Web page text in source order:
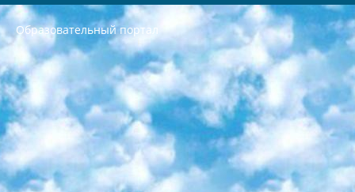
Образовательный портал
РЕСПУБЛИКА УЗБЕКИСТАН МИНИСТРЕРСТВО ДОШКОЛЬНОГО И ШКОЛЬНОГО ОБРАЗОВАНИЯ КОМАНДА в общеобразовательных учреждениях в 2023-2024 учебном году организация и проведение итоговой государственной аттестации обучающихся о Министра дошкольного и школьного образования Республики Узбекистан от 4 марта 2008 года (постановлением Минюста от 20 марта 2008 года № 1778 государственной регистрации) «Итоговое состояние учащихся общего среднего образования на основании положения об утверждении положения об аттестации общего среднего образования выпускной экзамен студентов в образовательных учреждениях в 2023-2024 учебном году В целях организации и прохождения аттестации приказываю: 1. Следующее: перечень предметов, по которым будет проводиться итоговая государственная аттестация и экзамен формы перевода согласно приложению 1; сертификаты международного образца, оценивающие уровень владения иностранными языками перечень согласно приложению 2; 2. Педагогический при специализированных образовательных учреждениях. научно-практический центр квалификации и международной оценки (Д.Давидова) 2024 г. До 25 марта: задания по предметам, по которым будет проводиться итоговая аттестация разработка и утверждение технических условий; итоговая аттестация на основании разработанного предметного задания разработка вопросов по предметам (устно и письменно), экзамен передача; общеобразовательные средние школы и специальные учебные заведения учащиеся выпускных классов школ и интернатов в агентской системе подготовка базы данных экзаменационных материалов и критериев оценки; перевод базы экзаменационных материалов на все языки обучения подать в Республиканский образовательный центр для изготовления; варианты экзаменов на основе разработанных контрольных материалов пусть будут поставлены задачи формирования. 3. Республиканский образовательный центр (Ш.Худайкулов) до 5 апреля 2024 года. до: база данных предоставленных экзаменационных материалов на все языки обучения перевод и экспертиза; для слепых, слабовидящих, глухих, слабослышащих и умственно отсталых детей учащиеся выпускных классов специализированных школ и школ-интернатов база данных экзаменационных материалов на всех преподаваемых языках подготовка критериев оценки; специализированные школы для умственно отсталых детей и технологии для учащихся выпускных классов школ-интернатов разработка соответствующих рекомендаций и критериев проведения ЕГЭ по естествознанию давать задания. 4. Педагогический при специализированных образовательных учреждениях. Научно-практический центр навыков и международной оценки (Д.Давидова), Республика образовательный центр (Худайкулов Ш.) итоговый государственный аттестационный экзамен ориентирован на творческое и логическое мышление при подготовке базы материалов учитывать введение заданий. 5. Следует отметить, что: сертификат государственного образца о знании общеобразовательного предмета и как минимум национальный уровень B1 по предметам на иностранных языках, указанным в Приложении 2. или международно признанный сертификат эквивалентного уровня студенты, изучающие определенный предмет, освобождаются от экзамена; по соответствующим предметам запланирована итоговая государственная аттестация за день до дня, путем жеребьевки Рабочей группой (в письменной форме по предметам, проводимым в форме) из числа сформированных вариантов выбрано 2 варианта; 2 выбранных варианта экзамена анонсированы на официальном сайте министерства и все выпускники по всей стране на основе этих вариантов проводит итоговую государственную аттестацию. 6. Государственное образование учащихся средних общеобразовательных учреждений. знания в соответствии с квалификационными требованиями, которые необходимо приобрести на основании стандартов итоговый (выпускной) контроль для 9 и 11 классов в целях тестирования Экзамены (далее – экзамены) состоят из предметов, перечисленных в приложении 1. будет сделано. 7. Экзамены пройдут с 26 мая по 15 июня 2024 г. (кроме науки физического воспитания). 8. Физическая для учащихся 9 классов общесредних образовательных учреждений. Экзамены по предмету «Образование, квалификация медицина» 1-6 мая 2024 года. сотрудники перевести под присмотр (с отклонениями в физическом или умственном развитии) специализированная школа для детей, школы-интернаты и со сколиозом школы-интернаты санаторного типа для больных детей исключены). 9. Он был слепым, слабовидящим и имел нарушения опорно-двигательного аппарата. экзамены в специализированных школах и интернатах для детей должны проводиться исходя из требований, предъявляемых к общеобразовательным учреждениям (физкультура кроме науки). 10. Специализированная школа для глухих и слабослышащих детей. и экзамены в интернатах и быть реализован в виде письменного теста по математике. 11. Специальность для умственно отсталых детей. Для 9 класса Родной язык и литературное письмо Государственный язык (язык обучения – узбекский). для неклассов) написано Математическое письмо Письменная/устная история Узбекистана Физическое воспитание практично Итоговый контроль Для 11 класса Написание родного языка и литературы (эссе) Математическое письмо Узбекский язык (обучение на узбекском языке) не посещающее общее среднее образование для учреждений)/Образовательное учреждение выбор письменный и устный Иностранный язык письменный/устный Письменная/устная история Узбекистана *По выбору студента:  Химия  Физика  Основы государственного права  География 10 бесплатных образовательных ресурсов - Мы составили подборку онлайн-проектов с интерактивными упражнениями, видеолекциями и статьями. Они помогут вам обрести новые и освежить старые знания бесплатно. 1. «ИНТУИТ» Старейшая образовательная площадка Рунета. Здесь вы найдёте сотни текстовых и видеокурсов на десятки различных тем — от программирования до психологии. Многие курсы подготовлены российскими университетами и крупными международными компаниями вроде Intel и Microsoft. Самостоятельное обучение бесплатное, но желающие могут оплатить услуги персональных наставников. 2. «Смартия» знакомит с актуальными профессиями и подсказывает, как им обучаться. Выбрав заинтересовавшую вас специальность — SMM-специалист, фотограф, веб-дизайнер или другую, — увидите список необходимых для неё умений. Чтобы вы могли освоить их самостоятельно, для каждого умения площадка отображает подборку ссылок на учебные материалы. Хотя «Смартия» ориентируется на русскоязычную аудиторию, часть контента всё же доступна только на английском. 3. «Лекторий Физтеха» Проект Московского физико-технического института (Физтеха). С его помощью вы можете смотреть онлайн серии лекций, записанные на видео в этом вузе. В числе доступных предметов — физика, биология, химия, информационные технологии и другие. К некоторым лекциям администрация ресурса прилагает готовые конспекты, которые можно скачивать в PDF-формате. 4. ITMOcourses Онлайн-площадка Санкт-Петербургского национального исследовательского университета информационных технологий, механики и оптики (ИТМО). Ресурс предоставляет свободный доступ к курсам, разработанным в этом вузе. Каталог материалов разбит на четыре категории: «Оптические системы и технологии», «Приборостроение и робототехника», «Информационные технологии» и «Биотехнологии». Курсы состоят из видеолекций, интерактивных демонстраций и заданий. 5. «КиберЛенинка» Электронная научная библиотека открытого доступа. Каталог площадки регулярно обрастает текстами статей из различных научных изданий. Сгруппированные по журналам и рубрикам публикации можно читать онлайн или скачивать целиком в PDF-формате. Проект нацелен на популяризацию науки за счёт открытого доступа к качественной информации. 6. «ПостНаука» На этом ресурсе публикуют подборки видеолекций, составленные экспертами из разных отраслей и объединённые общими темами. Среди них, к примеру, есть серии «Биоинформатика и геномика», «Культура средневековой Скандинавии» и Cinema Studies о теории кино. Каждая подборка лекций — логически связанная история, рассказанная экспертом от первого лица. Кроме того, на сайте появляются научно-образовательные статьи и тесты на разные темы. 7. «Newочём» Команда проекта «Newочём» отбирает самые интересные тексты из англоязычных СМИ и переводит те из них, за которые голосуют участники сообщества «ВКонтакте». По большей части это научно-популярные статьи. Редакторы придумывают лишь заголовки, в остальном содержание переводов соответствует оригиналам. Полные тексты можно читать прямо в социальной сети. 8. InternetUrok Онлайн-база материалов по основным дисциплинам школьной программы. Информация на сайте структурирована по классам, предметам и темам (урокам). Каждый урок состоит из видеолекций и конспектов. Есть также интерактивные тренажёры и тесты для закрепления пройденного материала. Даже если вы давно окончили школу, возможность повторить программу старших классов всегда может пригодиться. 9. Edutainme Ещё один ресурс об образовании. В отличие от Newtonew, как мне кажется, Edutainme больше ориентируется на представителей индустрии: педагогов, предпринимателей, разработчиков образовательных проектов. Но и любой, кто просто стремится к саморазвитию, найдёт на сайте много полезного и интересного для себя. Например, информацию о новых курсах и образовательных сервисах. 10. Newtonew Онлайн-медиа об образовании и обучении в широком смысле. Авторы Newtonew пишут об инструментах, заведениях, тактиках и стратегиях, которые помогают учить других и получать новые знания самостоятельно. На этой площадке вы найдёте новости, обзоры, аналитические мат